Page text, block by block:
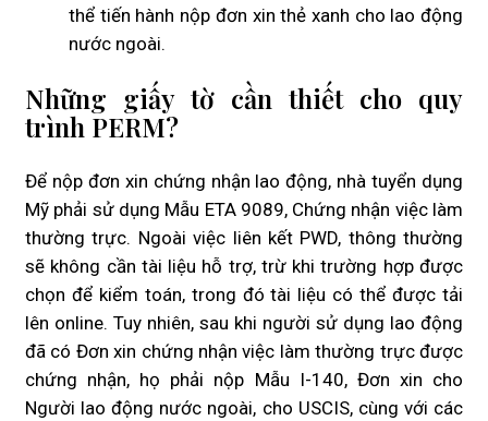
thể tiến hành nộp đơn xin thẻ xanh cho lao động
nước ngoài.
Những giấy tờ cần thiết cho quy
trình PERM?
Để nộp đơn xin chứng nhận lao động, nhà tuyển dụng
Mỹ phải sử dụng Mẫu ETA 9089, Chứng nhận việc làm
thường trực. Ngoài việc liên kết PWD, thông thường
sẽ không cần tài liệu hỗ trợ, trừ khi trường hợp được
chọn để kiểm toán, trong đó tài liệu có thể được tải
lên online. Tuy nhiên, sau khi người sử dụng lao động
đã có Đơn xin chứng nhận việc làm thường trực được
chứng nhận, họ phải nộp Mẫu I-140, Đơn xin cho
Người lao động nước ngoài, cho USCIS, cùng với các